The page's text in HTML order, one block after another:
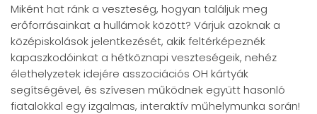
Miként hat ránk a veszteség, hogyan találjuk meg
erőforrásainkat a hullámok között? Várjuk azoknak a
középiskolások jelentkezését, akik feltérképeznék
kapaszkodóinkat a hétköznapi veszteségeik, nehéz
élethelyzetek idejére asszociációs OH kártyák
segítségével, és szívesen működnek együtt hasonló
fiatalokkal egy izgalmas, interaktív műhelymunka során!